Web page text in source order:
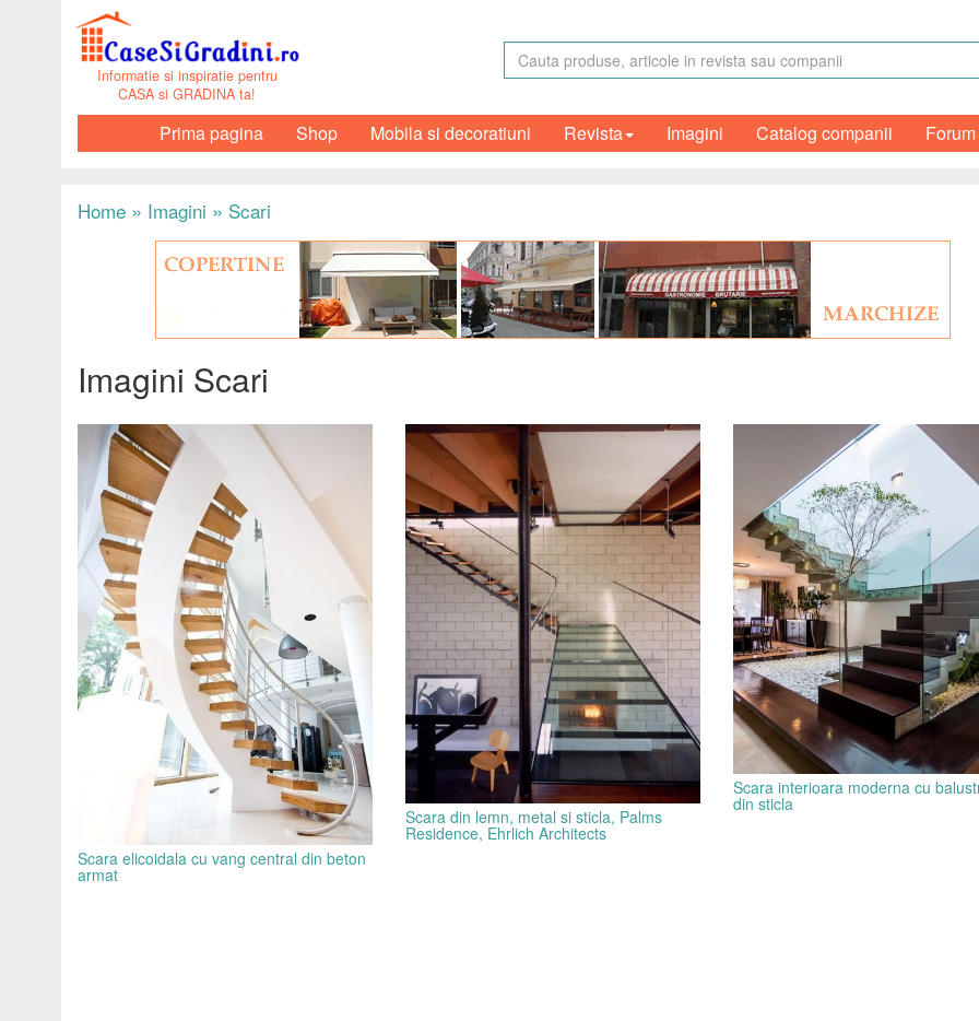
Informatie si inspiratie pentru
CASA si GRADINA ta!
Prima pagina Shop Mobila si decoratiuni Revista Imagini Catalog companii Forum
Home » Imagini » Scari
Imagini Scari
Scara elicoidala cu vang central din beton
armat
Scara din lemn, metal si sticla, Palms
Residence, Ehrlich Architects
Scara interioara moderna cu
din sticla